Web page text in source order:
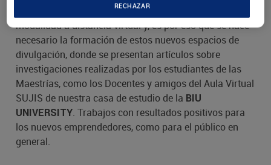
En este punto, se toma en cuenta la educación en la
modalidad a distancia virtual y, es por eso que se hace
necesario la formación de estos nuevos espacios de
divulgación, donde se presentan artículos sobre
investigaciones realizadas por los estudiantes de las
Maestrías, como los Docentes y amigos del Aula Virtual
SUJIS de nuestra casa de estudio de la BIU
UNIVERSITY. Trabajos con resultados positivos para
los nuevos emprendedores, como para el público en
general.
RECHAZAR